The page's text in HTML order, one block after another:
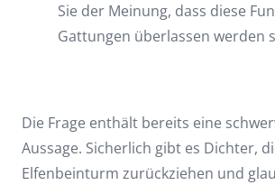
Sie der Meinung, dass diese
Gattungen überlassen werden
Die Frage enthält bereits eine
Aussage. Sicherlich gibt es Dichter,
Elfenbeinturm zurückziehen und